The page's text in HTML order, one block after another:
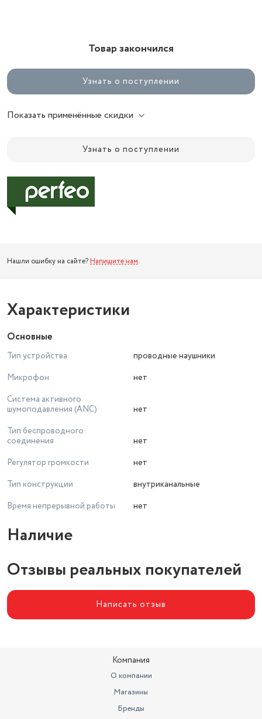
Товар закончился
Узнать о поступлении
Показать применённые скидки
Узнать о поступлении
Нашли ошибку на сайте? Напишите нам.
Характеристики
Основные
Тип устройства
проводные наушники
Микрофон
нет
Система активного
шумоподавления (ANC)
нет
Тип беспроводного
соединения
нет
Регулятор громкости
нет
Тип конструкции
внутриканальные
Время непрерывной работы
нет
Наличие
Отзывы реальных покупателей
Написать отзыв
Компания
О компании
Магазины
Бренды